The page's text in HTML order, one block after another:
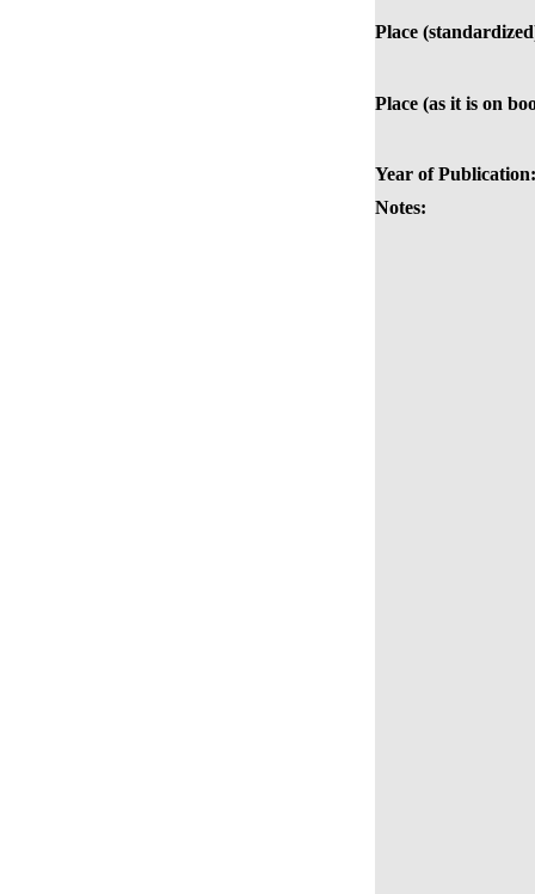
Place
Place (as it is on
Year of Publication:
Notes: